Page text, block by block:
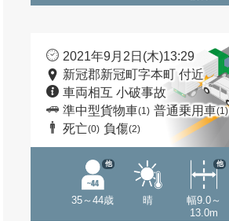
2021年9月2日(木)13:29
新冠郡新冠町字本町 付近
車両相互 小破事故
準中型貨物車(1) 普通乗用車(1)
死亡(0) 負傷(2)
35～44歳
他
晴
幅9.0～
13.0m
他